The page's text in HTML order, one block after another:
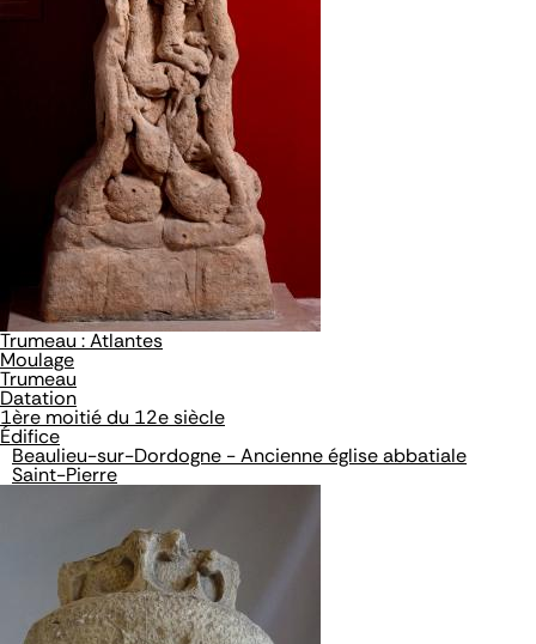
Trumeau : Atlantes
Moulage
Trumeau
Datation
1ère moitié du 12e siècle
Édifice
Beaulieu-sur-Dordogne - Ancienne église abbatiale
Saint-Pierre